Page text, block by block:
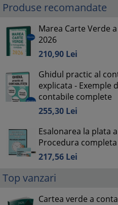
Produse recomandate
Marea Carte Verde
2026
210,90 Lei
Ghidul practic al
explicata - Exemple
contabile complete
255,30 Lei
Esalonarea la plata
Procedura completa
217,56 Lei
Top vanzari
Cartea verde a